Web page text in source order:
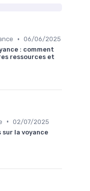
• 06/06/2025
: comment
ressources et
• 02/07/2025
sur la voyance